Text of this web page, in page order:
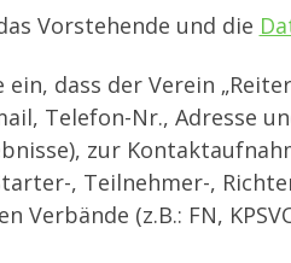
Vorstehende und die
dass der Verein
Telefon-Nr., Adresse
zur
, Teilnehmer-,
Verbände (z.B.: FN,